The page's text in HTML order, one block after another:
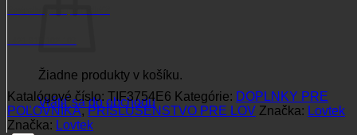
Žiadne produkty v košíku.
Vrátiť sa do obchodu
x
Katalógové číslo: TIF3754E6 Kategórie: DOPLNKY PRE
POĽOVNÍKA,PRÍSLUŠENSTVO PRE LOV Značka: Lovtek
Značka: Lovtek